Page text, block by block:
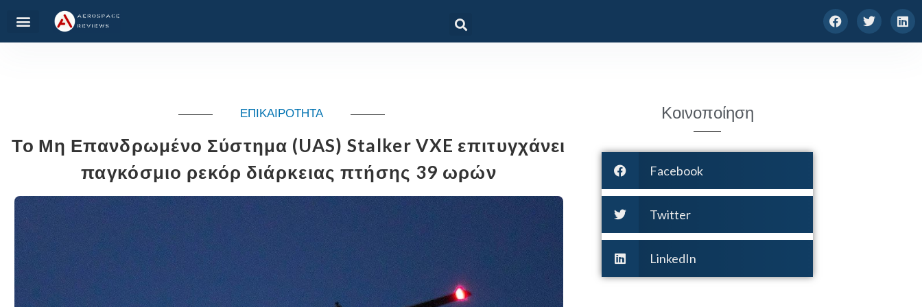
ΕΠΙΚΑΙΡΟΤΗΤΑ
Το Μη Επανδρωμένο Σύστημα (UAS) Stalker VXE επιτυγχάνει
παγκόσμιο ρεκόρ διάρκειας πτήσης 39 ωρών
Κοινοποίηση
Facebook
Twitter
LinkedIn